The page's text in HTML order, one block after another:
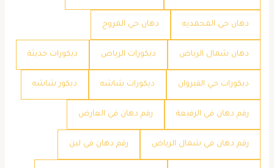
دهان حي المحمديه دهان حي المروج
دهان شمال الرياض ديكورات الرياض ديكورات حديثة
ديكورات حي القيروان ديكورات شاشه ديكور شاشه
رقم دهان في الرفيعة رقم دهان في العارض
رقم دهان في شمال الرياض رقم دهان في لبن